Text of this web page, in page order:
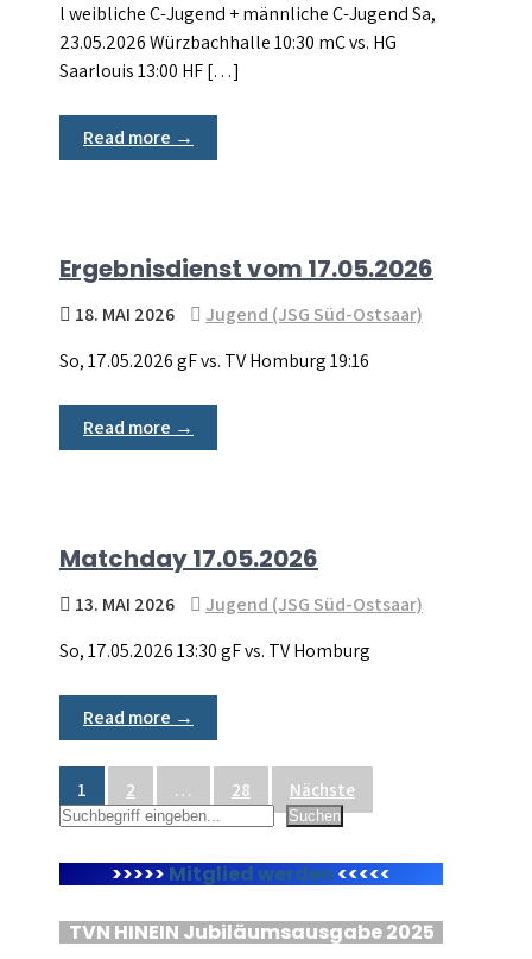
l weibliche C-Jugend + männliche C-Jugend Sa,
23.05.2026 Würzbachhalle 10:30 mC vs. HG
Saarlouis 13:00 HF […]
Read more →
Ergebnisdienst vom 17.05.2026
18. MAI 2026
Jugend (JSG Süd-Ostsaar)
So, 17.05.2026 gF vs. TV Homburg 19:16
Read more →
Matchday 17.05.2026
13. MAI 2026
Jugend (JSG Süd-Ostsaar)
So, 17.05.2026 13:30 gF vs. TV Homburg
Read more →
Seitennummerierung
der
Beiträge
1 2 … 28 Nächste
Suchen Suchen
>>>>> Mitglied werden <<<<<
TVN HINEIN Jubiläumsausgabe 2025